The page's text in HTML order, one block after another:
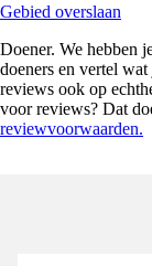
Gebied overslaan
Doener. We hebben
doeners en vertel
reviews ook op
voor reviews? Dat
reviewvoorwaarden.